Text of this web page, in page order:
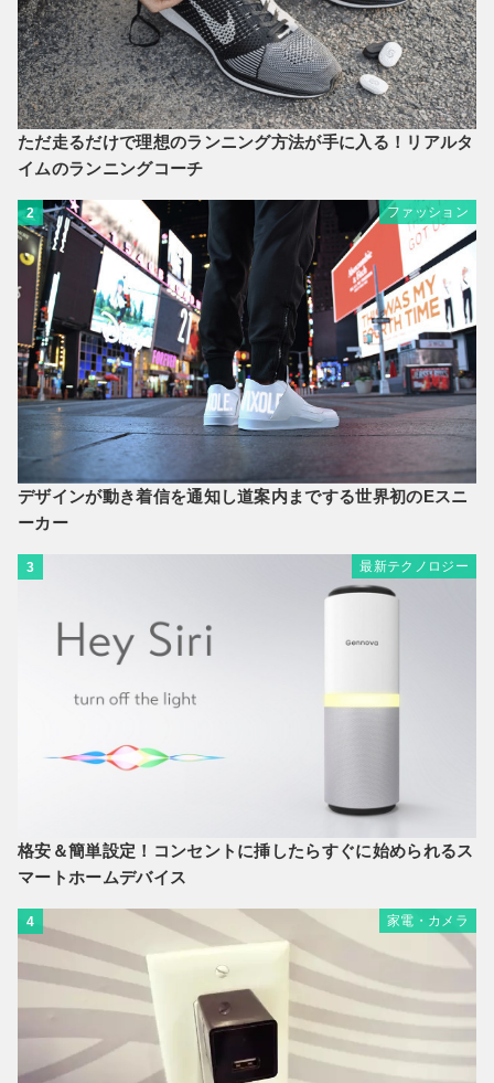
ただ走るだけで理想のランニング方法が手に入る！リアルタ
イムのランニングコーチ
2 ファッション
デザインが動き着信を通知し道案内までする世界初のEスニ
ーカー
3 最新テクノロジー
格安＆簡単設定！コンセントに挿したらすぐに始められるス
マートホームデバイス
4 家電・カメラ